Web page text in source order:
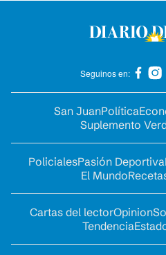
Seguinos en:
San JuanPolítica
Suplemento
PolicialesPasión Deportiva
El Mundo
Cartas del lectorOpinion
Tendencia